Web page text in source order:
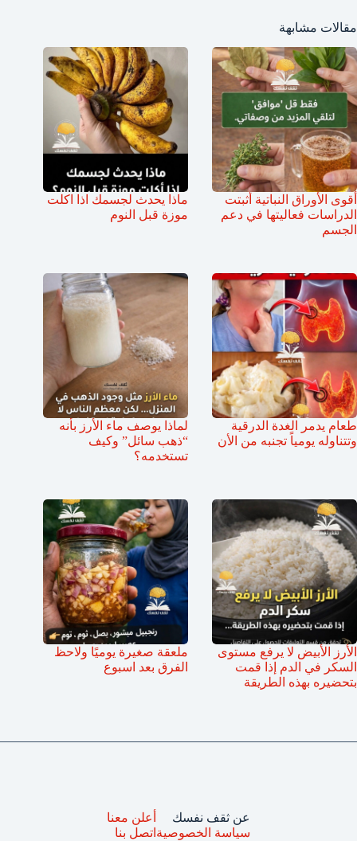
مقالات مشابهة
أقوى الأوراق النباتية أثبتت
الدراسات فعاليتها في دعم
الجسم
ماذا يحدث لجسمك اذا اكلت
موزة قبل النوم
طعام يدمر الغدة الدرقية
وتتناوله يومياً تجنبه من الأن
لماذا يوصف ماء الأرز بأنه
“ذهب سائل” وكيف
تستخدمه؟
الأرز الأبيض لا يرفع مستوى
السكر في الدم إذا قمت
بتحضيره بهذه الطريقة
ملعقة صغيرة يوميًا ولاحظ
الفرق بعد اسبوع
عن ثقف نفسك
سياسة الخصوصية
أعلن معنا
اتصل بنا